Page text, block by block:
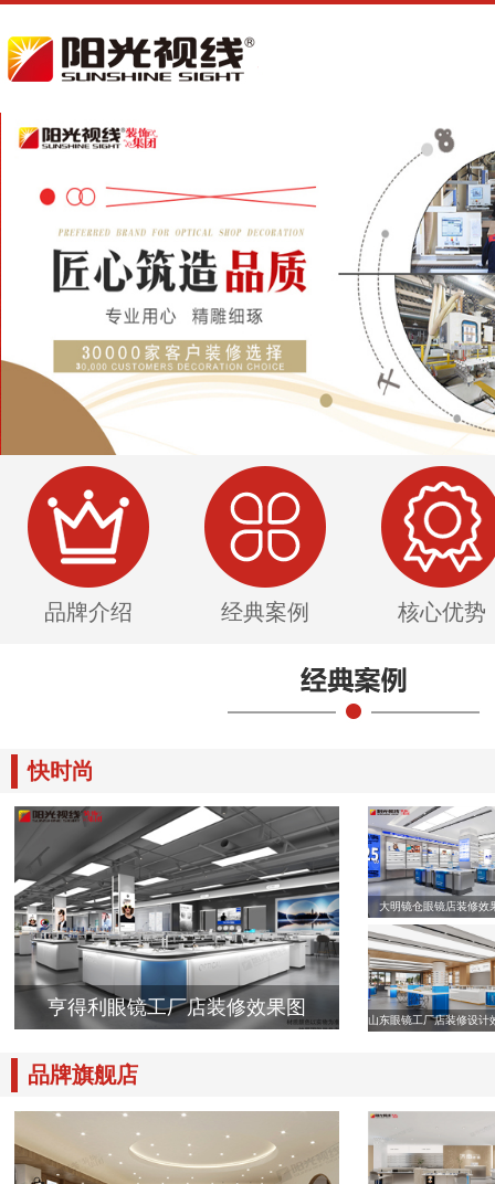
品牌介绍 经典案例 核心优势
快时尚
亨得利眼镜工厂店装修效果图
大明镜仓眼镜店装修效
山东眼镜工厂店装修设计
品牌旗舰店